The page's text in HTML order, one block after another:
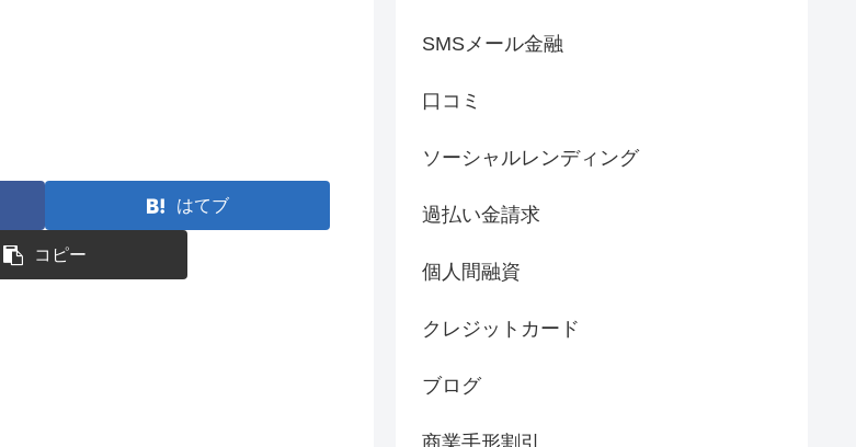
はてブ
コピー
SMSメール金融
口コミ
ソーシャルレンディング
過払い金請求
個人間融資
クレジットカード
ブログ